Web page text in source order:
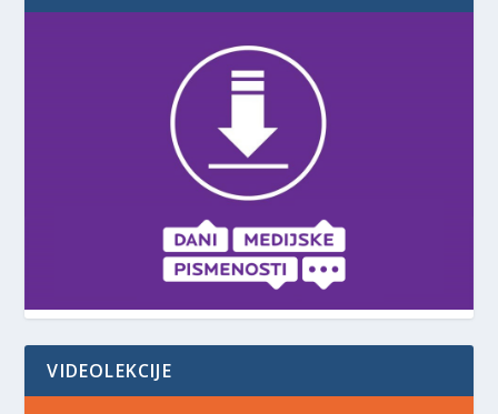
VIDEOLEKCIJE